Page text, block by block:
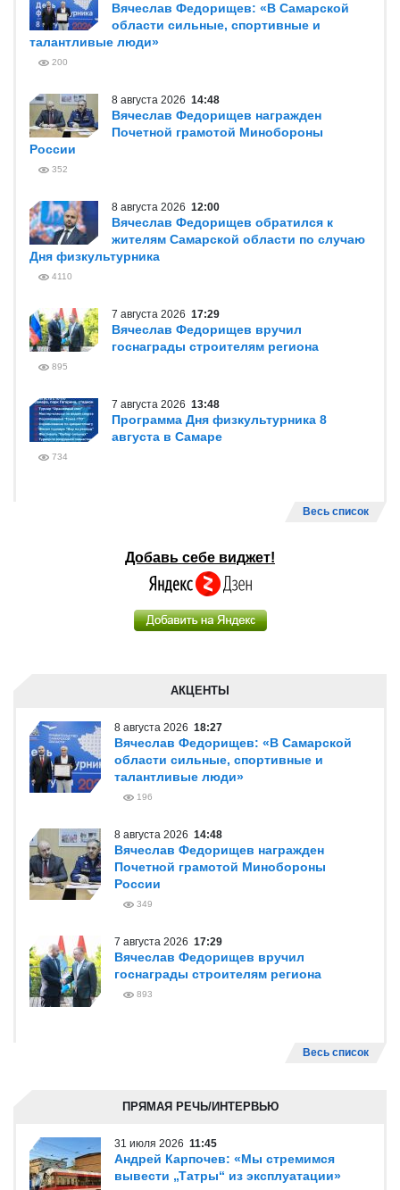
Вячеслав Федорищев: «В Самарской
области сильные, спортивные и
талантливые люди»
200
8 августа 2026 14:48
Вячеслав Федорищев награжден
Почетной грамотой Минобороны
России
352
8 августа 2026 12:00
Вячеслав Федорищев обратился к
жителям Самарской области по случаю
Дня физкультурника
4110
7 августа 2026 17:29
Вячеслав Федорищев вручил
госнаграды строителям региона
895
7 августа 2026 13:48
Программа Дня физкультурника 8
августа в Самаре
734
Весь список
Добавь себе виджет!
АКЦЕНТЫ
8 августа 2026 18:27
Вячеслав Федорищев: «В Самарской
области сильные, спортивные и
талантливые люди»
196
8 августа 2026 14:48
Вячеслав Федорищев награжден
Почетной грамотой Минобороны
России
349
7 августа 2026 17:29
Вячеслав Федорищев вручил
госнаграды строителям региона
893
Весь список
ПРЯМАЯ РЕЧЬ/ИНТЕРВЬЮ
31 июля 2026 11:45
Андрей Карпочев: «Мы стремимся
вывести „Татры“ из эксплуатации»